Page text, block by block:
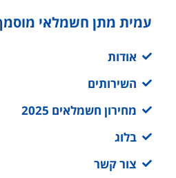
עמית מתן חשמלאי
אודות
השירותים
מחירון חשמלאים 2025
בלוג
צור קשר